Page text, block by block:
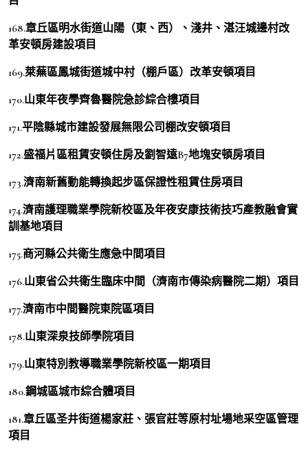
168.章丘區明水街道山陽（東、西）、淺井、湛汪城邊村改
革安頓房建設項目
169.萊蕪區鳳城街道城中村（棚戶區）改革安頓項目
170.山東年夜學齊魯醫院急診綜合樓項目
171.平陰縣城市建設發展無限公司棚改安頓項目
172.盛福片區租賃安頓住房及劉智遠B7地塊安頓房項目
173.濟南新舊動能轉換起步區保證性租賃住房項目
174.濟南護理職業學院新校區及年夜安康技術技巧產教融會實
訓基地項目
175.商河縣公共衛生應急中間項目
176.山東省公共衛生臨床中間（濟南市傳染病醫院二期）項目
177.濟南市中間醫院東院區項目
178.山東深泉技師學院項目
179.山東特別教導職業學院新校區一期項目
180.鋼城區城市綜合體項目
181.章丘區圣井街道楊家莊、張官莊等原村址場地采空區管理
項目